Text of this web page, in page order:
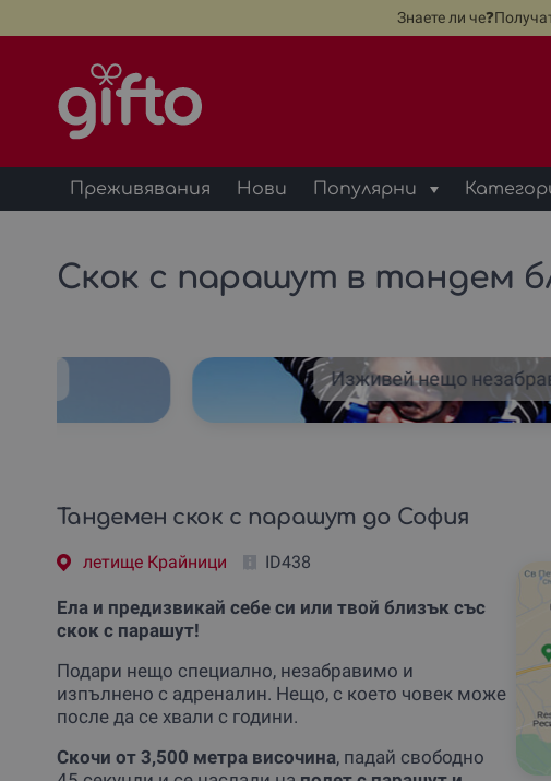
Знаете ли
Преживявания Нови Популярни
Скок с парашут в тандем
Изживей нещо
Тандемен скок с парашут до София
летище Крайници ID438
Ела и предизвикай себе си или твой близък със
скок с парашут!
Подари нещо специално, незабравимо и
изпълнено с адреналин. Нещо, с което човек може
после да се хвали с години.
Скочи от 3,500 метра височина, падай свободно